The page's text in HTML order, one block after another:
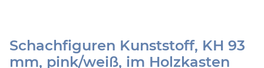
Schachfiguren Kunststoff, KH 93
mm, pink/weiß, im Holzkasten